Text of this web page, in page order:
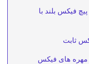
فیکس بلند با
ثابت
مهره های فیکس